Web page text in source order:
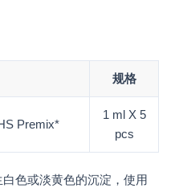
规格
Premix*
1 ml X 5
pcs
色或淡黄色的沉淀，使用